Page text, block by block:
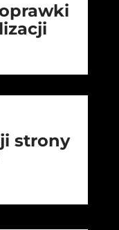
strony